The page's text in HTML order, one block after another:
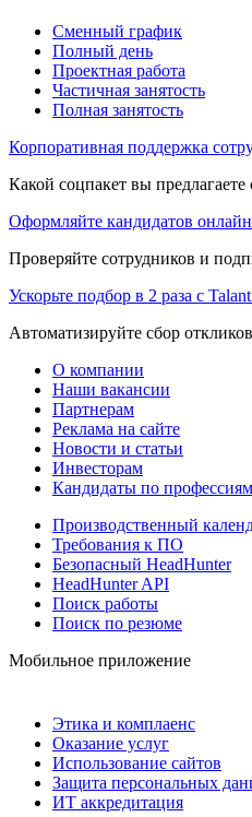
Сменный график
Полный день
Проектная работа
Частичная занятость
Полная занятость
Корпоративная поддержка
Какой соцпакет вы
Оформляйте кандидатов онлайн
Проверяйте сотрудников и
Ускорьте подбор в 2 раза с
Автоматизируйте сбор
О компании
Наши вакансии
Партнерам
Реклама на сайте
Новости и статьи
Инвесторам
Кандидаты по профессиям
Производственный
Требования к ПО
Безопасный HeadHunter
HeadHunter API
Поиск работы
Поиск по резюме
Мобильное приложение
Этика и комплаенс
Оказание услуг
Использование сайтов
Защита персональных
ИТ аккредитация